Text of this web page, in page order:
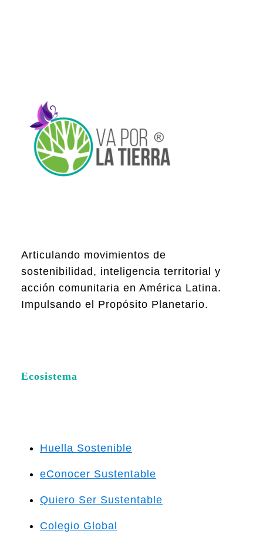
Articulando movimientos de
sostenibilidad, inteligencia territorial y
acción comunitaria en América Latina.
Impulsando el Propósito Planetario.
Ecosistema
Huella Sostenible
eConocer Sustentable
Quiero Ser Sustentable
Colegio Global